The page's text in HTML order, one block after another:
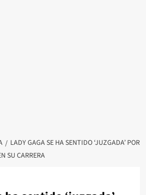
LADY GAGA SE HA SENTIDO ‘JUZGADA’ POR
SU CARRERA